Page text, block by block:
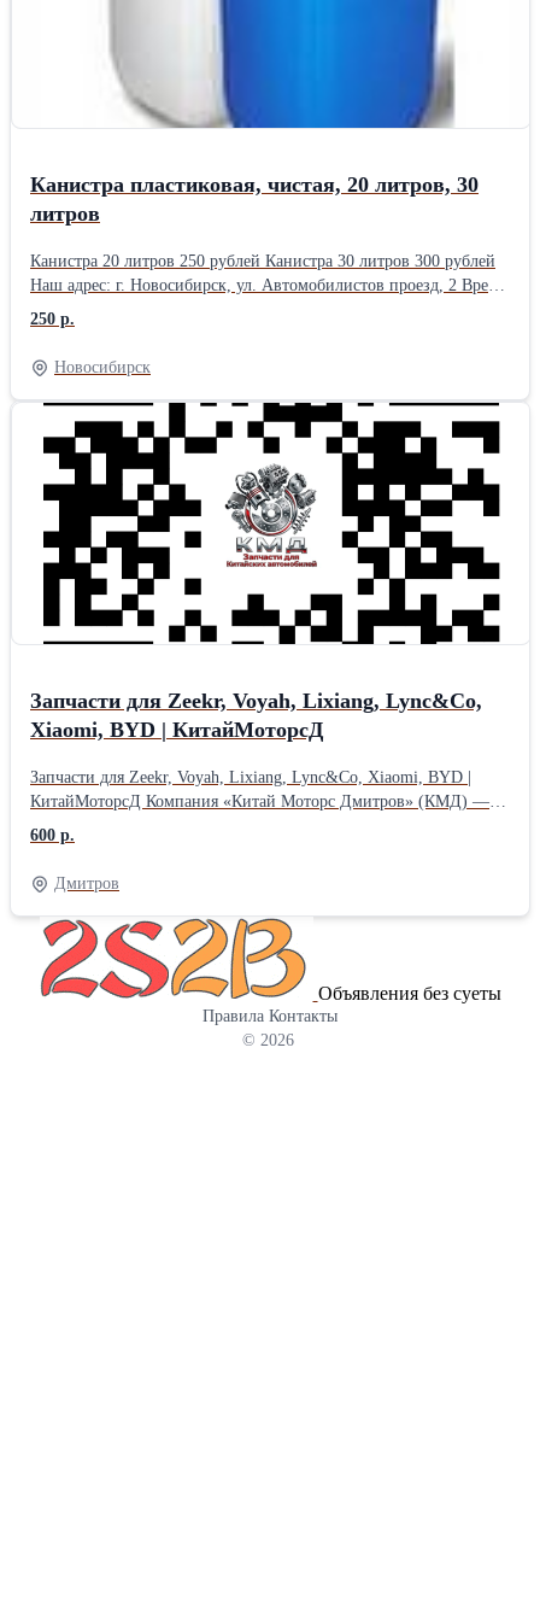
Канистра пластиковая, чистая, 20 литров, 30
литров
Канистра 20 литров 250 рублей Канистра 30 литров 300 рублей
Наш адрес: г. Новосибирск, ул. Автомобилистов проезд, 2 Время
работы: с понедельника по пятницу с 9 до 18 часов, без обеда.
Выходной: суббота и воскресение.
250 р.
Новосибирск
Запчасти для Zeekr, Voyah, Lixiang, Lync&Co,
Xiaomi, BYD | КитайМоторсД
Запчасти для Zeekr, Voyah, Lixiang, Lync&Co, Xiaomi, BYD |
КитайМоторсД Компания «Китай Моторс Дмитров» (КМД) —
профессиональный подбор и продажа запчастей для китайских
автомобилей. В наличии и под заказ:Рычаги, подшипники, тяги,
ступицы, амортизаторы, тормозные колодки, фильтры, датчики,
элементы кузова и многое другое. Марки, с которыми мы
работаем:ZEEKR, Voyah, Lixiang (Li Auto), Lync&Co, Xiaomi
(SU7), BYD, а также другие популярные китайские бренды.
Почему выбирают КМД: — Цены ниже дилерских —
Консультация специалиста по подбору (по VIN или марке авто)
— Доставка по всей России (СДЭК, транспортные компании) —
Оригинал и качественные аналоги Звоните и пишите! Получите
600 р.
Дмитров
Объявления без суеты
Правила Контакты
© 2026